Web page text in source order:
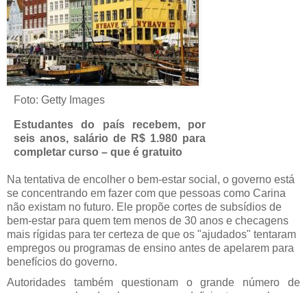
Foto: Getty Images
Estudantes do país recebem, por
seis anos, salário de R$ 1.980 para
completar curso – que é gratuito
Na tentativa de encolher o bem-estar social, o governo está
se concentrando em fazer com que pessoas como Carina
não existam no futuro. Ele propõe cortes de subsídios de
bem-estar para quem tem menos de 30 anos e checagens
mais rígidas para ter certeza de que os "ajudados" tentaram
empregos ou programas de ensino antes de apelarem para
benefícios do governo.
Autoridades também questionam o grande número de